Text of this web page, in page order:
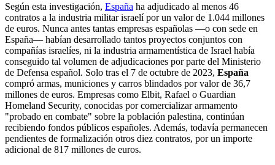
Según esta investigación, España ha adjudicado al menos 46
contratos a la industria militar israelí por un valor de 1.044 millones
de euros. Nunca antes tantas empresas españolas —o con sede en
España— habían desarrollado tantos proyectos conjuntos con
compañías israelíes, ni la industria armamentística de Israel había
conseguido tal volumen de adjudicaciones por parte del Ministerio
de Defensa español. Solo tras el 7 de octubre de 2023, España
compró armas, municiones y carros blindados por valor de 36,7
millones de euros. Empresas como Elbit, Rafael o Guardian
Homeland Security, conocidas por comercializar armamento
"probado en combate" sobre la población palestina, continúan
recibiendo fondos públicos españoles. Además, todavía permanecen
pendientes de formalización otros diez contratos, por un importe
adicional de 817 millones de euros.